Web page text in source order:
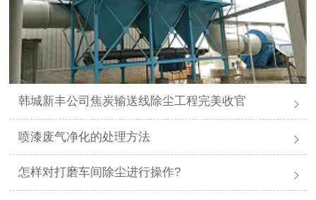
韩城新丰公司焦炭输送线除尘工程完美收官
喷漆废气净化的处理方法
怎样对打磨车间除尘进行操作?